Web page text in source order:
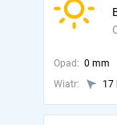
Opad: 0 mm
Wiatr:
17